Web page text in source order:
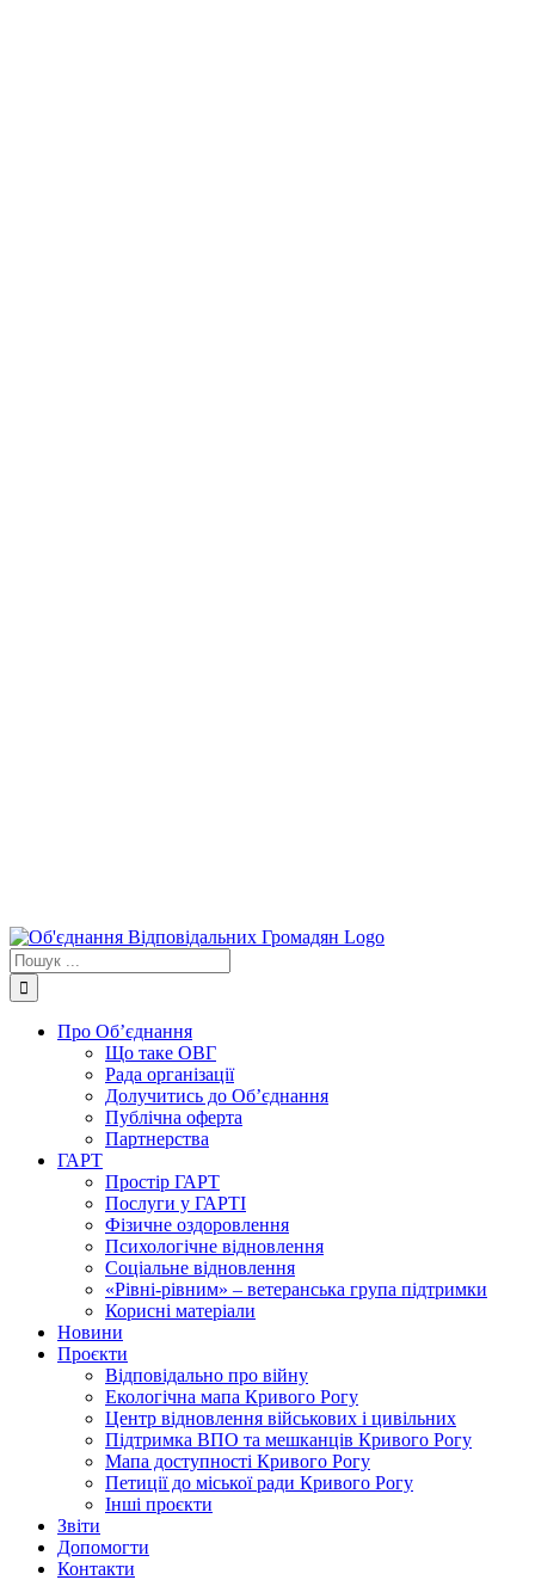
Пошук
...
Про Об’єднання
Що таке ОВГ
Рада організації
Долучитись до Об’єднання
Публічна оферта
Партнерства
ГАРТ
Простір ГАРТ
Послуги у ГАРТІ
Фізичне оздоровлення
Психологічне відновлення
Соціальне відновлення
«Рівні-рівним» – ветеранська група підтримки
Корисні матеріали
Новини
Проєкти
Відповідально про війну
Екологічна мапа Кривого Рогу
Центр відновлення військових і цивільних
Підтримка ВПО та мешканців Кривого Рогу
Мапа доступності Кривого Рогу
Петиції до міської ради Кривого Рогу
Інші проєкти
Звіти
Допомогти
Контакти